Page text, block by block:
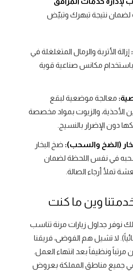
نتيجة تبهرك وتبيّض
إزالة الأتربة والرمال المتغلغلة في
مكانس صناعية قوية
معالجة موضعية لبقع
الأحذية، والزيوت بمواد مخصصة
دون الإضرار بالنسيج.
(الضخ والسحب): ضخ البخار
في نفس اللحظة لضمان
تملأ أرجاء الصالة.
وين ما كنت
نوفر جداول زيارات مرنة تناسب
لا تشيل هم الفوضى، فريقنا
ونظيفاً بعد انتهاء العمل.
جميع مناطق المملكة بعروض